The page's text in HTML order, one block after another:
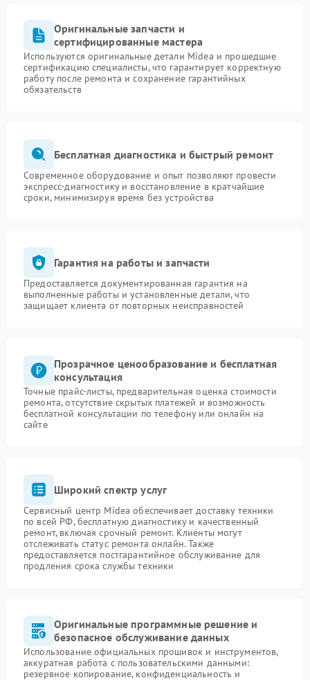
Оригинальные запчасти и
сертифицированные мастера
Используются оригинальные детали Midea и прошедшие
сертификацию специалисты, что гарантирует корректную
работу после ремонта и сохранение гарантийных
обязательств
Бесплатная диагностика и быстрый ремонт
Современное оборудование и опыт позволяют провести
экспресс-диагностику и восстановление в кратчайшие
сроки, минимизируя время без устройства
Гарантия на работы и запчасти
Предоставляется документированная гарантия на
выполненные работы и установленные детали, что
защищает клиента от повторных неисправностей
Прозрачное ценообразование и бесплатная
консультация
Точные прайс-листы, предварительная оценка стоимости
ремонта, отсутствие скрытых платежей и возможность
бесплатной консультации по телефону или онлайн на
сайте
Широкий спектр услуг
Сервисный центр Midea обеспечивает доставку техники
по всей РФ, бесплатную диагностику и качественный
ремонт, включая срочный ремонт. Клиенты могут
отслеживать статус ремонта онлайн. Также
предоставляется постгарантийное обслуживание для
продления срока службы техники
Оригинальные программные решение и
безопасное обслуживание данных
Использование официальных прошивок и инструментов,
аккуратная работа с пользовательскими данными:
резервное копирование, конфиденциальность и